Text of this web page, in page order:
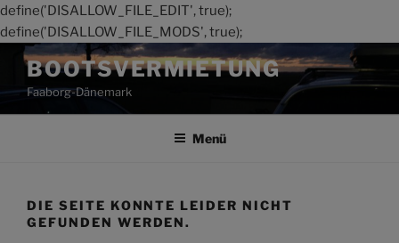
define('DISALLOW_FILE_EDIT', true);
define('DISALLOW_FILE_MODS', true);
Zum
Inhalt
springen
BOOTSVERMIETUNG
Faaborg-Dänemark
Menü
DIE SEITE KONNTE LEIDER NICHT
GEFUNDEN WERDEN.